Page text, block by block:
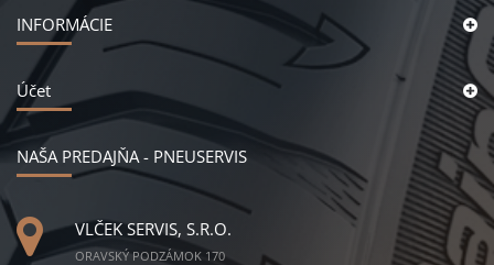
INFORMÁCIE
Účet
NAŠA PREDAJŇA - PNEUSERVIS
VLČEK SERVIS, S.R.O.
ORAVSKÝ PODZÁMOK 170